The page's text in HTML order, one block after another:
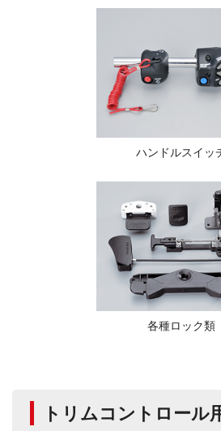
ハンドルスイッ
各種ロック類
トリムコントロール